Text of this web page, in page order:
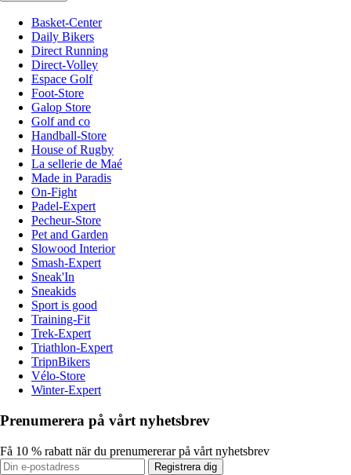
Basket-Center
Daily Bikers
Direct Running
Direct-Volley
Espace Golf
Foot-Store
Galop Store
Golf and co
Handball-Store
House of Rugby
La sellerie de Maé
Made in Paradis
On-Fight
Padel-Expert
Pecheur-Store
Pet and Garden
Slowood Interior
Smash-Expert
Sneak'In
Sneakids
Sport is good
Training-Fit
Trek-Expert
Triathlon-Expert
TripnBikers
Vélo-Store
Winter-Expert
Prenumerera på vårt nyhetsbrev
Få 10 % rabatt när du prenumererar på vårt nyhetsbrev
Registrera dig